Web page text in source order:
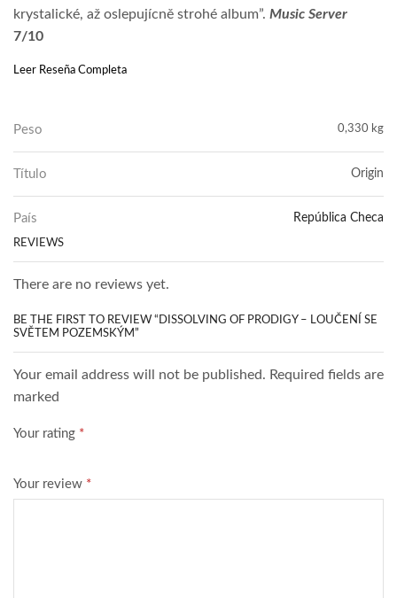
krystalické, až oslepujícně strohé album”. Music Server
7/10
Leer Reseña Completa
Peso 0,330 kg
Título Origin
País República Checa
REVIEWS
There are no reviews yet.
BE THE FIRST TO REVIEW “DISSOLVING OF PRODIGY – LOUČENÍ SE
SVĚTEM POZEMSKÝM”
Your email address will not be published. Required fields are
marked
Your rating *
Your review *